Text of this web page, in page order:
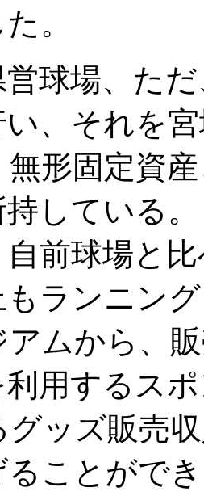
。
球場、た
、それを
無形固定資
している。
前球場と
もランニン
アムから、
利用するス
グッズ販売
ことがで